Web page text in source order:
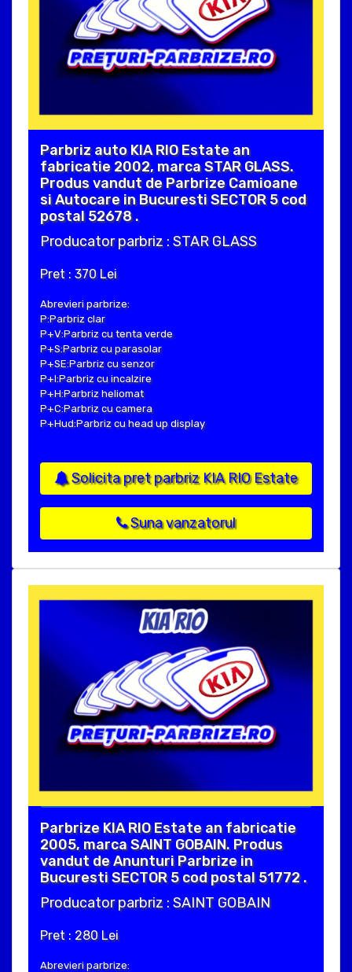
Parbriz auto KIA RIO Estate an
fabricatie 2002, marca STAR GLASS.
Produs vandut de Parbrize Camioane
si Autocare in Bucuresti SECTOR 5 cod
postal 52678 .
Producator parbriz : STAR GLASS
Pret : 370 Lei
Abrevieri parbrize:
P:Parbriz clar
P+V:Parbriz cu tenta verde
P+S:Parbriz cu parasolar
P+SE:Parbriz cu senzor
P+I:Parbriz cu incalzire
P+H:Parbriz heliomat
P+C:Parbriz cu camera
P+Hud:Parbriz cu head up display
Solicita pret parbriz KIA RIO Estate
Suna vanzatorul
Parbrize KIA RIO Estate an fabricatie
2005, marca SAINT GOBAIN. Produs
vandut de Anunturi Parbrize in
Bucuresti SECTOR 5 cod postal 51772 .
Producator parbriz : SAINT GOBAIN
Pret : 280 Lei
Abrevieri parbrize: